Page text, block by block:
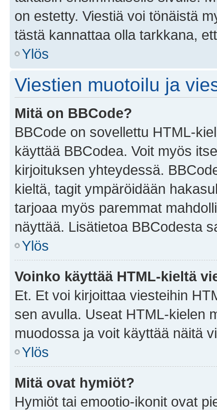
on estetty. Viestiä voi tönäistä
tästä kannattaa olla tarkkana,
Ylös
Viestien muotoilu ja
Mitä on BBCode?
BBCode on sovellettu HTML-
käyttää BBCodea. Voit myös
kirjoituksen yhteydessä.
kieltä, tagit ympäröidään
tarjoaa myös paremmat
näyttää. Lisätietoa BBCodesta
Ylös
Voinko käyttää HTML-kieltä
Et. Et voi kirjoittaa viesteihin
sen avulla. Useat HTML-kielen
muodossa ja voit käyttää näitä
Ylös
Mitä ovat hymiöt?
Hymiöt tai emootio-ikonit ovat